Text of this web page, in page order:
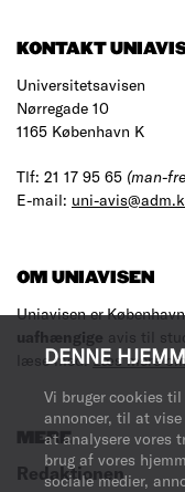
DENNE
Vi bruger cookies
annoncer, til at
at analysere vores
brug af vores
sociale medier,
KONTAKT
Universitetsavisen
Nørregade 10
1165 København K
Tlf: 21 17 95 65 (man-
E-mail: uni-
OM UNIAVISEN
Uniavisen er
uafhængige avis til
læse med.Læs mere
MERE
Redaktionen